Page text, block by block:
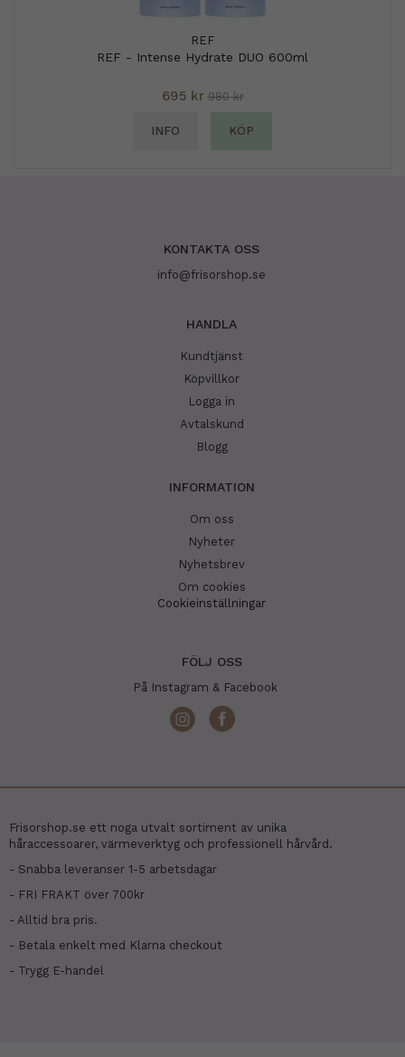
REF
REF - Intense Hydrate DUO 600ml
695 kr 980 kr
INFO KÖP
KONTAKTA OSS
info@frisorshop.se
HANDLA
Kundtjänst
Köpvillkor
Logga in
Avtalskund
Blogg
INFORMATION
Om oss
Nyheter
Nyhetsbrev
Om cookies
Cookieinställningar
FÖLJ OSS
På Instagram & Facebook
Frisorshop.se ett noga utvalt sortiment av unika
håraccessoarer, värmeverktyg och professionell hårvård.
- Snabba leveranser 1-5 arbetsdagar
- FRI FRAKT över 700kr
- Alltid bra pris.
- Betala enkelt med Klarna checkout
- Trygg E-handel